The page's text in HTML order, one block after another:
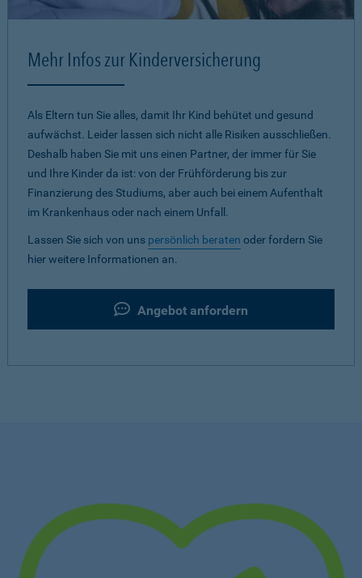
Mehr Infos zur Kinderversicherung
Als Eltern tun Sie alles, damit Ihr Kind behütet und gesund
aufwächst. Leider lassen sich nicht alle Risiken ausschließen.
Deshalb haben Sie mit uns einen Partner, der immer für Sie
und Ihre Kinder da ist: von der Frühförderung bis zur
Finanzierung des Studiums, aber auch bei einem Aufenthalt
im Krankenhaus oder nach einem Unfall.
Lassen Sie sich von uns persönlich beraten oder fordern Sie
hier weitere Informationen an.
Angebot anfordern